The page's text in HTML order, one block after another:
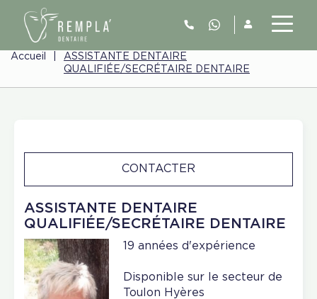
Accueil
ASSISTANTE DENTAIRE
QUALIFIÉE/SECRÉTAIRE DENTAIRE
ASSISTANTE DENTAIRE
QUALIFIÉE/SECRÉTAIRE DENTAIRE
CONTACTER
19 années d'expérience
Disponible sur le secteur de
Toulon Hyères